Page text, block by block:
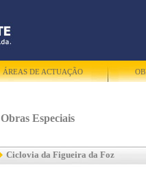
ÁREAS DE ACTUAÇÃO
Obras Especiais
Ciclovia da Figueira da Foz